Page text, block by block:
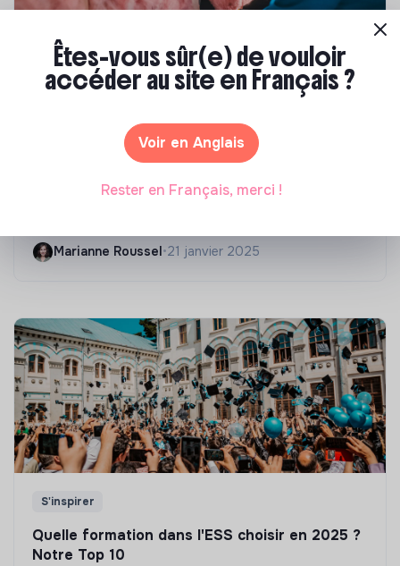
Compétences & formations
Top 8 des formations en rénovation
Marianne Roussel•21 janvier 2025
S'inspirer
Quelle formation dans l'ESS choisir en 2025 ?
Notre Top 10
Êtes-vous sûr(e) de vouloir
accéder au site en Français ?
Voir en Anglais
Rester en Français, merci !